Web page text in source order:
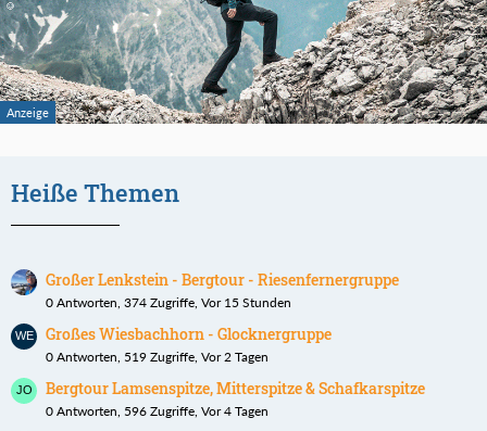
Heiße Themen
Großer Lenkstein - Bergtour - Riesenfernergruppe
0 Antworten, 374 Zugriffe, Vor 15 Stunden
Großes Wiesbachhorn - Glocknergruppe
0 Antworten, 519 Zugriffe, Vor 2 Tagen
Bergtour Lamsenspitze, Mitterspitze & Schafkarspitze
0 Antworten, 596 Zugriffe, Vor 4 Tagen